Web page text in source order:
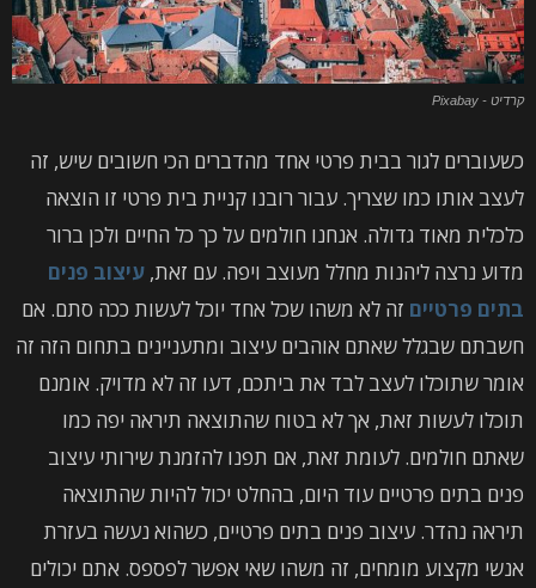
קרדיט - Pixabay
כשעוברים לגור בבית פרטי אחד מהדברים הכי חשובים שיש, זה
לעצב אותו כמו שצריך. עבור רובנו קניית בית פרטי זו הוצאה
כלכלית מאוד גדולה. אנחנו חולמים על כך כל החיים ולכן ברור
מדוע נרצה ליהנות מחלל מעוצב ויפה. עם זאת, עיצוב פנים
בתים פרטיים זה לא משהו שכל אחד יוכל לעשות ככה סתם. אם
חשבתם שבגלל שאתם אוהבים עיצוב ומתעניינים בתחום הזה זה
אומר שתוכלו לעצב לבד את ביתכם, דעו זה לא מדויק. אומנם
תוכלו לעשות זאת, אך לא בטוח שהתוצאה תיראה יפה כמו
שאתם חולמים. לעומת זאת, אם תפנו להזמנת שירותי עיצוב
פנים בתים פרטיים עוד היום, בהחלט יכול להיות שהתוצאה
תיראה נהדר. עיצוב פנים בתים פרטיים, כשהוא נעשה בעזרת
אנשי מקצוע מומחים, זה משהו שאי אפשר לפספס. אתם יכולים